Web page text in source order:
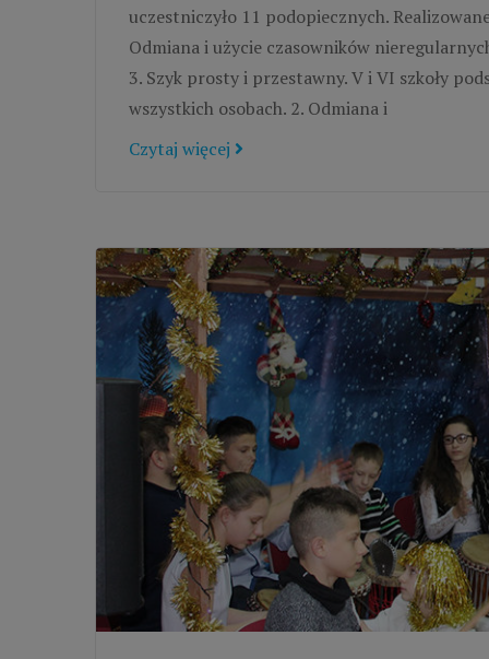
uczestniczyło 11 podopiecznych.
Odmiana i użycie czasowników
3. Szyk prosty i przestawny. V i VI szkoły
wszystkich osobach. 2. Odmiana i
Czytaj więcej